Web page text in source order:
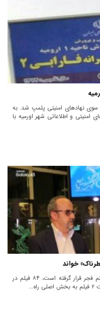
سوی نهادهای امنیتی پلمپ شد. به
امنیتی و اطلاعاتی شهر اورمیه با
خواند
فیلم «ائو» در مجموع ۴۴ فیلم در جشنواره فیلم فجر قرار گرفته است، ۸۴ فیلم در